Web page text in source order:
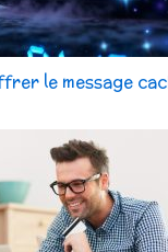
le message